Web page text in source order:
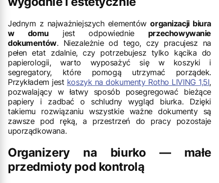
Jednym z najważniejszych elementóworganizacji biura
w domu jest odpowiednie przechowywanie
dokumentów. Niezależnie od tego, czy pracujesz na
pełen etat zdalnie, czy potrzebujesz tylko kącika do
papierologii, warto wyposażyć się w koszyki i
segregatory, które pomogą utrzymać porządek.
Przykładem jest koszyk na dokumenty Rotho LIVING 1,5l,
pozwalający w łatwy sposób posegregować bieżące
papiery i zadbać o schludny wygląd biurka. Dzięki
takiemu rozwiązaniu wszystkie ważne dokumenty są
zawsze pod ręką, a przestrzeń do pracy pozostaje
uporządkowana.
Organizery na biurko — małe
przedmioty pod kontrolą